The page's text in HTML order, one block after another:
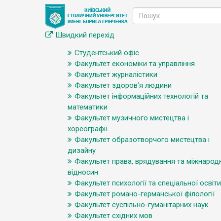
Швидкий перехід
Студентський офіс
Факультет економіки та управління
Факультет журналістики
Факультет здоров’я людини
Факультет інформаційних технологій та
математики
Факультет музичного мистецтва і
хореографії
Факультет образотворчого мистецтва і
дизайну
Факультет права, врядування та
відносин
Факультет психології та спеціальної освіти
Факультет романо-германської філології
Факультет суспільно-гуманітарних наук
Факультет східних мов